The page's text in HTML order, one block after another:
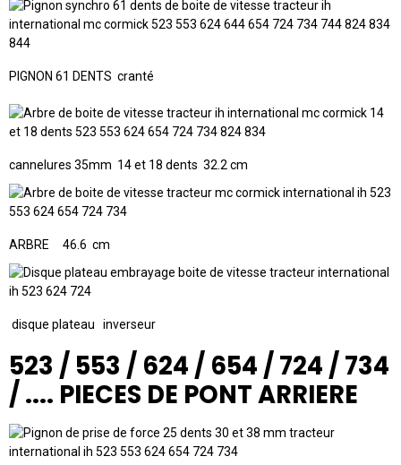
PIGNON 61 DENTS cranté
cannelures 35mm 14 et 18 dents 32.2 cm
ARBRE 46.6 cm
disque plateau inverseur
523 / 553 / 624 / 654 / 724 / 734
/ .... PIECES DE PONT ARRIERE